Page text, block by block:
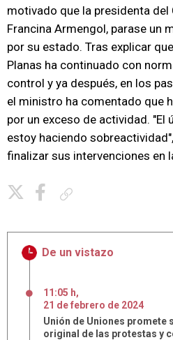
motivado que la presidenta
Francina Armengol, parase un
por su estado. Tras explicar
Planas ha continuado con
control y ya después, en los
el ministro ha comentado que
por un exceso de actividad. "El
estoy haciendo
finalizar sus intervenciones en
De un vistazo
11:05 h,
21 defebrero de 2024
Unión de Uniones promete
original de las protestas y